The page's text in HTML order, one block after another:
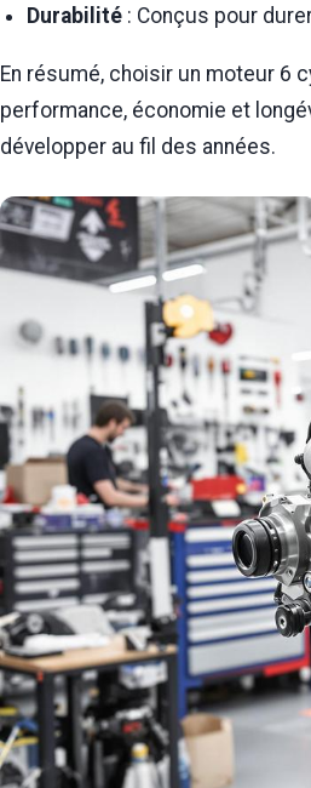
Durabilité : Conçus pour
En résumé, choisir un moteur 6
performance, économie et
développer au fil des années.